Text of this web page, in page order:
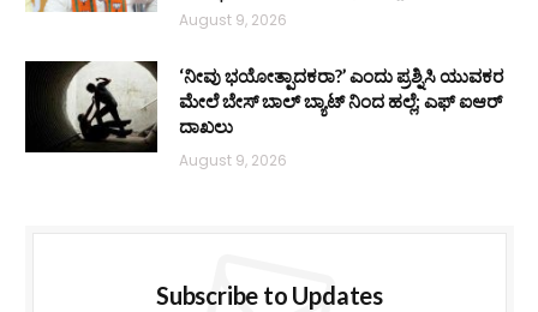
August 9, 2026
‘ನೀವು ಭಯೋತ್ಪಾದಕರಾ?’ ಎಂದು ಪ್ರಶ್ನಿಸಿ ಯುವಕರ
ಮೇಲೆ ಬೇಸ್‌ ಬಾಲ್ ಬ್ಯಾಟ್‌ ನಿಂದ ಹಲ್ಲೆ; ಎಫ್‌ ಐಆರ್
ದಾಖಲು
August 9, 2026
Subscribe to Updates